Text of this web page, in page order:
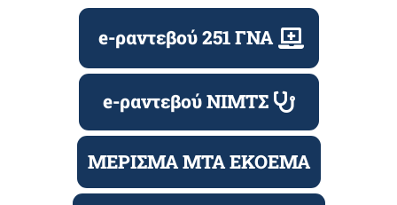
e-ραντεβού 251 ΓΝΑ
e-ραντεβού ΝΙΜΤΣ
ΜΕΡΙΣΜΑ ΜΤΑ ΕΚΟΕΜΑ